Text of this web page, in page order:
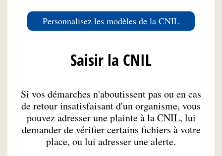
Personnalisez les modèles de la CNIL
Saisir la CNIL
Si vos démarches n'aboutissent pas ou en cas
de retour insatisfaisant d'un organisme, vous
pouvez adresser une plainte à la CNIL, lui
demander de vérifier certains fichiers à votre
place, ou lui adresser une alerte.